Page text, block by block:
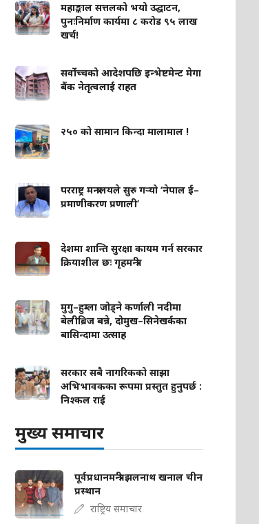
महाङ्काल सत्तलको भयो उद्घाटन,
पुनःनिर्माण कार्यमा ८ करोड ९५ लाख
खर्च!
सर्वोच्चको आदेशपछि इन्भेष्टमेन्ट मेगा
बैंक नेतृत्वलाई राहत
२५० को सामान किन्दा मालामाल !
परराष्ट्र मन्त्रालयले सुरु गर्‍यो ‘नेपाल ई–
प्रमाणीकरण प्रणाली’
देशमा शान्ति सुरक्षा कायम गर्न सरकार
क्रियाशील छः गृहमन्त्री
मुगु–हुम्ला जोड्ने कर्णाली नदीमा
बेलीब्रिज बन्ने, दोमुख–सिनेखर्कका
बासिन्दामा उत्साह
सरकार सबै नागरिकको साझा
अभिभावकका रूपमा प्रस्तुत हुनुपर्छ :
निश्कल राई
मुख्य समाचार
पूर्वप्रधानमन्त्री झलनाथ खनाल चीन
प्रस्थान
राष्ट्रिय समाचार